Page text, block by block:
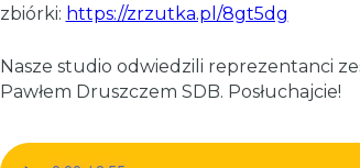
zbiórki: https://zrzutka.pl/8gt5dg
Nasze studio odwiedzili reprezentanci
Pawłem Druszczem SDB. Posłuchajcie!